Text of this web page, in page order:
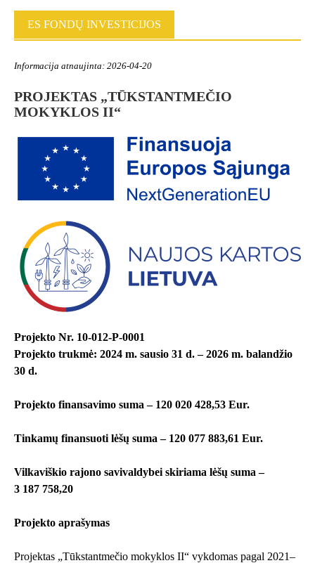
ES FONDŲ INVESTICIJOS
Informacija atnaujinta: 2026-04-20
PROJEKTAS „TŪKSTANTMEČIO
MOKYKLOS II“
Projekto Nr. 10-012-P-0001
Projekto trukmė: 2024 m. sausio 31 d. – 2026 m. balandžio
30 d.
Projekto finansavimo suma – 120 020 428,53 Eur.
Tinkamų finansuoti lėšų suma – 120 077 883,61 Eur.
Vilkaviškio rajono savivaldybei skiriama lėšų suma –
3 187 758,20
Projekto aprašymas
Projektas „Tūkstantmečio mokyklos II“ vykdomas pagal 2021–